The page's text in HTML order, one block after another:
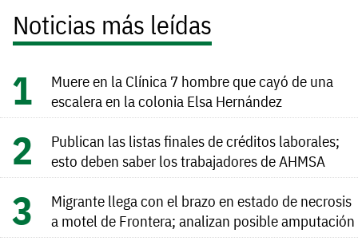
Noticias más leídas
Muere en la Clínica 7 hombre que cayó de una
escalera en la colonia Elsa Hernández
Publican las listas finales de créditos laborales;
esto deben saber los trabajadores de AHMSA
Migrante llega con el brazo en estado de necrosis
a motel de Frontera; analizan posible amputación